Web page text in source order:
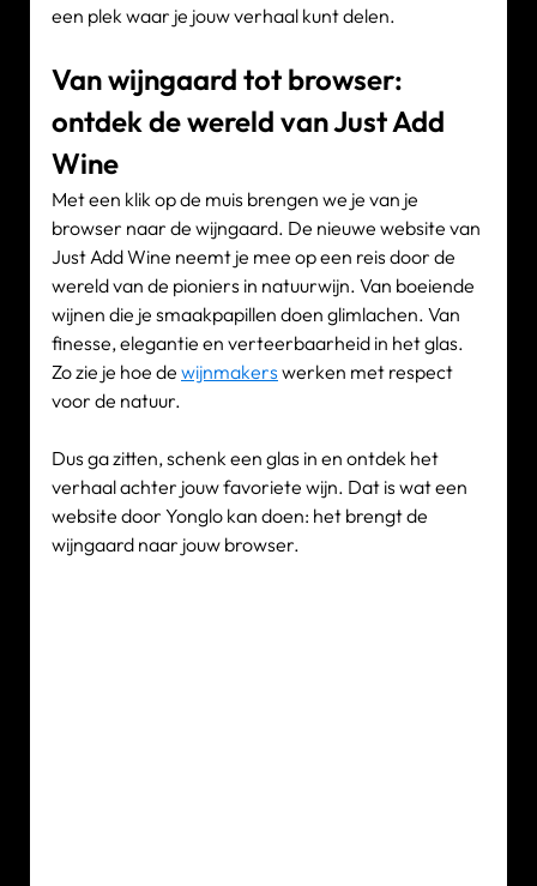
een plek waar je jouw verhaal kunt delen.
Van wijngaard tot browser:
ontdek de wereld van Just Add
Wine
Met een klik op de muis brengen we je van je
browser naar de wijngaard. De nieuwe website van
Just Add Wine neemt je mee op een reis door de
wereld van de pioniers in natuurwijn. Van boeiende
wijnen die je smaakpapillen doen glimlachen. Van
finesse, elegantie en verteerbaarheid in het glas.
Zo zie je hoe de wijnmakers werken met respect
voor de natuur.
Dus ga zitten, schenk een glas in en ontdek het
verhaal achter jouw favoriete wijn. Dat is wat een
website door Yonglo kan doen: het brengt de
wijngaard naar jouw browser.